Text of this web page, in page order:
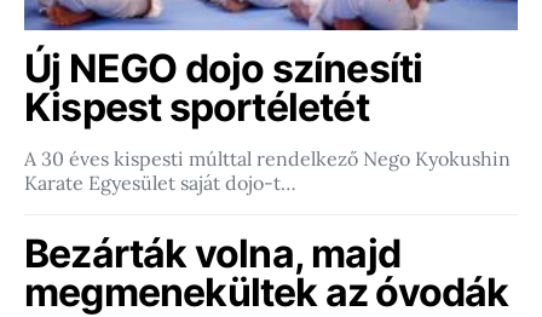
Új NEGO dojo színesíti
Kispest sportéletét
A 30 éves kispesti múlttal rendelkező Nego Kyokushin
Karate Egyesület saját dojo-t…
Bezárták volna, majd
megmenekültek az óvodák